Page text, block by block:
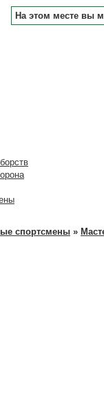
На этом месте вы
спортсмены »